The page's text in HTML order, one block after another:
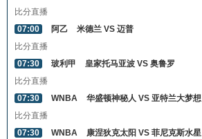
比分直播
07:00
阿乙
米德兰 VS 迈普
比分直播
07:30
玻利甲
皇家托马亚波 VS 奥鲁罗
比分直播
07:30
WNBA
华盛顿神秘人 VS 亚特兰大梦想
比分直播
07:30
WNBA
康涅狄克太阳 VS 菲尼克斯水星